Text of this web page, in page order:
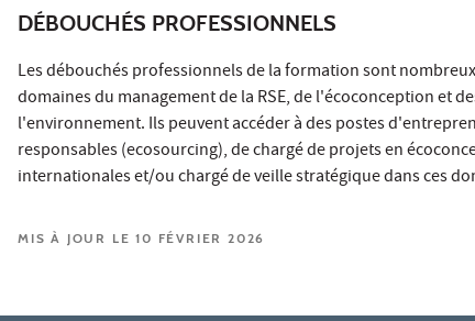
DÉBOUCHÉS PROFESSIONNELS
Les débouchés professionnels de la formation sont
domaines du management de la RSE, de l'écoconception et
l'environnement. Ils peuvent accéder à des postes
responsables (ecosourcing), de chargé de projets en
internationales et/ou chargé de veille stratégique dans ces
MIS À JOUR LE 10 FÉVRIER 2026